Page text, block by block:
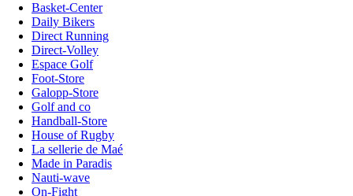
Basket-Center
Daily Bikers
Direct Running
Direct-Volley
Espace Golf
Foot-Store
Galopp-Store
Golf and co
Handball-Store
House of Rugby
La sellerie de Maé
Made in Paradis
Nauti-wave
On-Fight